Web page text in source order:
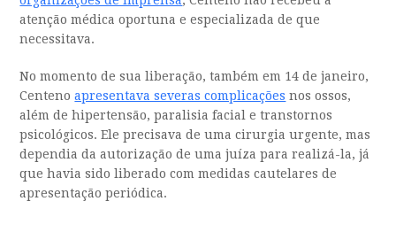
atenção médica oportuna e especializada de que
necessitava.
No momento de sua liberação, também em 14 de janeiro,
Centenoapresentava severas complicações nos ossos,
além de hipertensão, paralisia facial e transtornos
psicológicos. Ele precisava de uma cirurgia urgente, mas
dependia da autorização de uma juíza para realizá-la, já
que havia sido liberado com medidas cautelares de
apresentação periódica.